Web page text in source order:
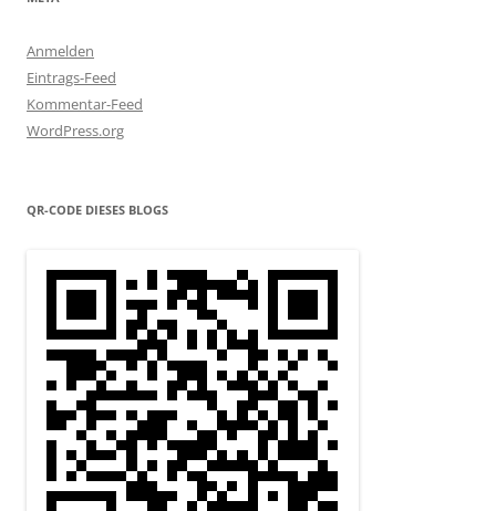
Anmelden
Eintrags-Feed
Kommentar-Feed
WordPress.org
QR-CODE DIESES BLOGS